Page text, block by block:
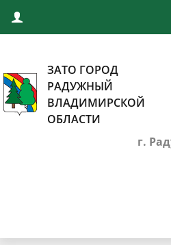
ЗАТО ГОРОД
РАДУЖНЫЙ
ВЛАДИМИРСКОЙ
ОБЛАСТИ
г.